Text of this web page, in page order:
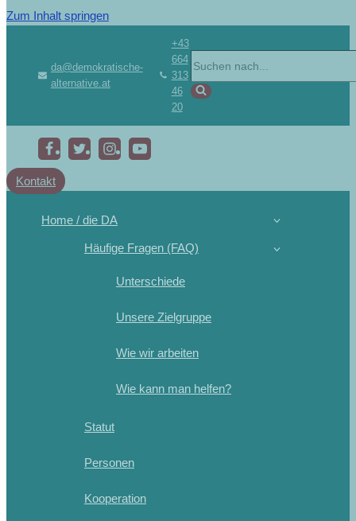
Zum Inhalt springen
da@demokratische-
alternative.at
+43
664
313
46
20
Kontakt
Home / die DA
Häufige Fragen (FAQ)
Unterschiede
Unsere Zielgruppe
Wie wir arbeiten
Wie kann man helfen?
Statut
Personen
Kooperation